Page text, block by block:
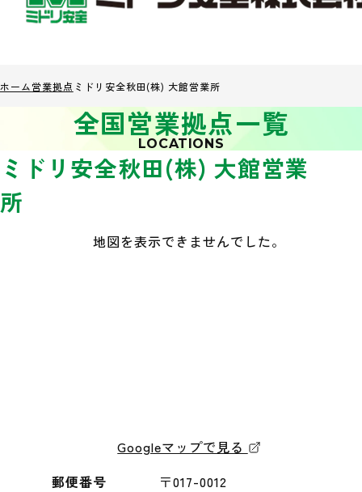
ホーム営業拠点 ミドリ安全秋田(株) 大館営業所
全国営業拠点一覧
LOCATIONS
ミドリ安全秋田(株) 大館営業
所
地図を表示できませんでした。
Googleマップで見る
郵便番号
〒017-0012